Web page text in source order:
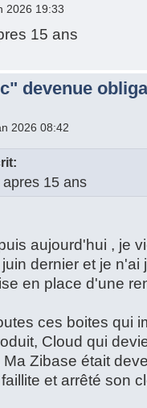
2026 19:33
15 ans
devenue
2026 08:42
15 ans
aujourd'hui , je
dernier et je n'ai
en place d'une
ces boites qui
Cloud qui
Zibase était
et arrêté son